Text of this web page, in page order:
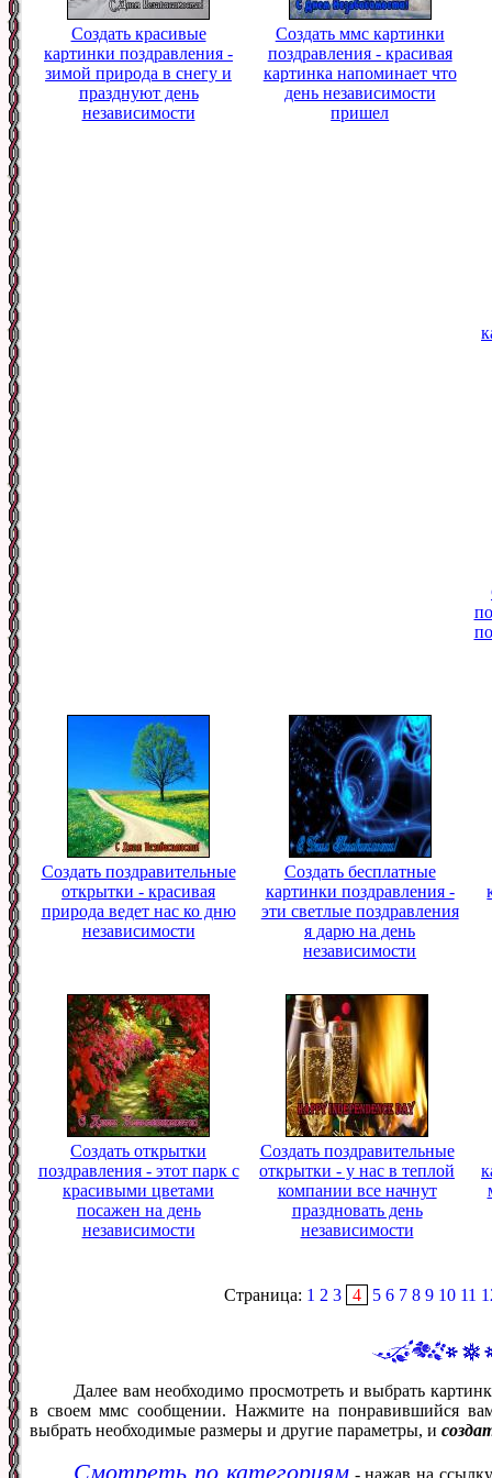
Создать красивые
картинки поздравления -
зимой природа в снегу и
празднуют день
независимости
Создать ммс картинки
поздравления - красивая
картинка напоминает что
день независимости
пришел
Создать поздравительные
открытки - красивая
природа ведет нас ко дню
независимости
Создать бесплатные
картинки поздравления -
эти светлые поздравления
я дарю на день
независимости
Создать открытки
поздравления - этот парк с
красивыми цветами
посажен на день
независимости
Создать поздравительные
открытки - у нас в теплой
компании все начнут
праздновать день
независимости
Страница: 1 2 3 4 5 6 7 8 9 10 11
Далее вам необходимо просмотреть и выбрать
в своем ммс сообщении. Нажмите на понравившийся
выбрать необходимые размеры и другие параметры, и
Смотреть по категориям- нажав на